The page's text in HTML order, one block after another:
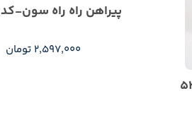
پیراهن راه راه سون-کد5358
2,597,000 تومان